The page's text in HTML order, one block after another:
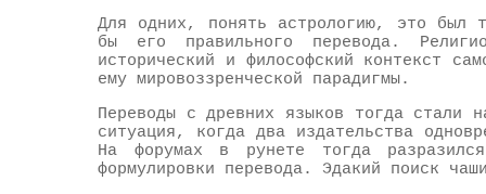
Для одних, понять астрологию, это был
бы его правильного перевода.
исторический и философский контекст
ему мировоззренческой парадигмы.
Переводы с древних языков тогда стали
ситуация, когда два издательства
На форумах в рунете тогда
формулировки перевода. Эдакий поиск